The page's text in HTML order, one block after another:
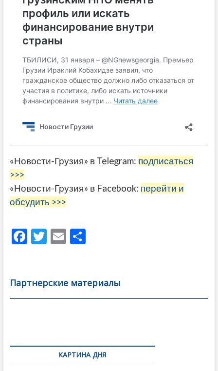
«Новости-Грузия» в Telegram: подписаться
>>>
«Новости-Грузия» в Facebook: перейти и
обсудить >>>
F
b
o
T
er
E
l
О
а
в
Партнерские материалы
по
записямКАРТИНА ДНЯ